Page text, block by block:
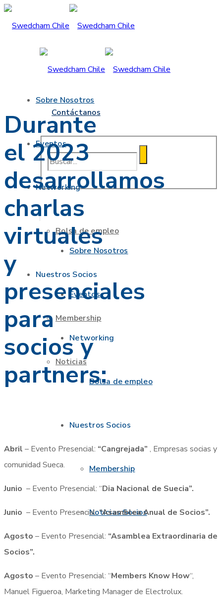
Sobre Nosotros
Eventos
Networking
Bolsa de empleo
Nuestros Socios
Membership
Noticias
Contáctanos
Sobre Nosotros
Eventos
Networking
Bolsa de empleo
Nuestros Socios
Membership
Noticias Socios
Durante
el 2023
desarrollamos
charlas
virtuales
y
presenciales
para
socios y
partners:
Abril – Evento Presencial: “Cangrejada” , Empresas socias y
comunidad Sueca.
Junio – Evento Presencial: “Dia Nacional de Suecia”.
Junio – Evento Presencial:“Asamblea Anual de Socios”.
Agosto – Evento Presencial: “Asamblea Extraordinaria de
Socios”.
Agosto – Evento Presencial: “Members Know How“,
Manuel Figueroa, Marketing Manager de Electrolux.